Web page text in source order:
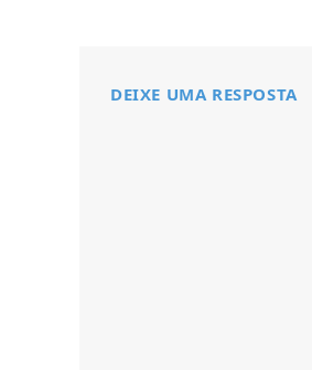
DEIXE UMA RESPOSTA